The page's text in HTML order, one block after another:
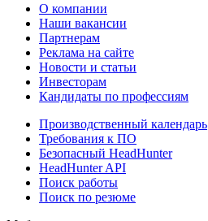
О компании
Наши вакансии
Партнерам
Реклама на сайте
Новости и статьи
Инвесторам
Кандидаты по профессиям
Производственный календарь
Требования к ПО
Безопасный HeadHunter
HeadHunter API
Поиск работы
Поиск по резюме